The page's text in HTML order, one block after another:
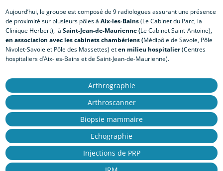
Aujourd’hui, le groupe est composé de 9 radiologues assurant une présence
de proximité sur plusieurs pôles à Aix-les-Bains(Le Cabinet du Parc, la
Clinique Herbert), àSaint-Jean-de-Maurienne (Le Cabinet Saint-Antoine),
en association avec les cabinets chambériens (Médipôle de Savoie, Pôle
Nivolet-Savoie et Pôle des Massettes) eten milieu hospitalier(Centres
hospitaliers d’Aix-les-Bains et de Saint-Jean-de-Maurienne).
Arthrographie
Arthroscanner
Biopsie mammaire
Echographie
Injections de PRP